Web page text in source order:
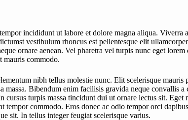
incididunt ut labore et dolore magna aliqua.
vestibulum rhoncus est pellentesque elit
ornare aenean. Vel pharetra vel turpis nunc eget
mauris commodo.
nibh tellus molestie nunc. Elit scelerisque
massa. Bibendum enim facilisis gravida neque convallis
turpis massa tincidunt dui ut ornare lectus sit.
commodo. Eros donec ac odio tempor orci
sit. In tellus integer feugiat scelerisque varius.